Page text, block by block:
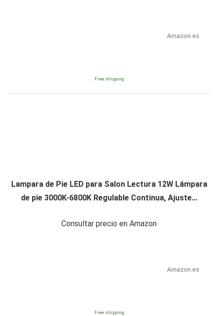
Amazon.es
Free shipping
Lampara de Pie LED para Salon Lectura 12W Lámpara
de pie 3000K-6800K Regulable Continua, Ajuste...
Consultar precio en Amazon
Amazon.es
Free shipping